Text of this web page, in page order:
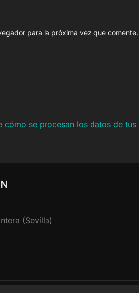
para la próxima vez que comente.
cómo se procesan los datos de tus
(Sevilla)